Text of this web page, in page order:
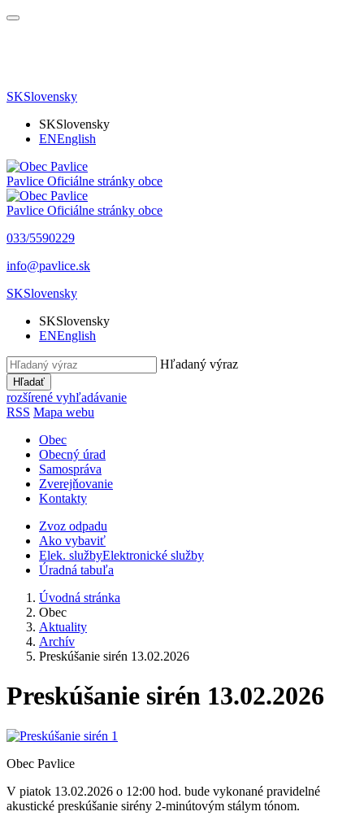
SKSlovensky
SKSlovensky
ENEnglish
Pavlice Oficiálne stránky obce
Pavlice Oficiálne stránky obce
033/5590229
info@pavlice.sk
SKSlovensky
SKSlovensky
ENEnglish
Hľadaný výraz
Hľadať
rozšírené vyhľadávanie
RSS Mapa webu
Obec
Obecný úrad
Samospráva
Zverejňovanie
Kontakty
Zvoz odpadu
Ako vybaviť
Elek. službyElektronické služby
Úradná tabuľa
Úvodná stránka
Obec
Aktuality
Archív
Preskúšanie sirén 13.02.2026
Preskúšanie sirén 13.02.2026
Obec Pavlice
V piatok 13.02.2026 o 12:00 hod. bude vykonané pravidelné
akustické preskúšanie sirény 2-minútovým stálym tónom.